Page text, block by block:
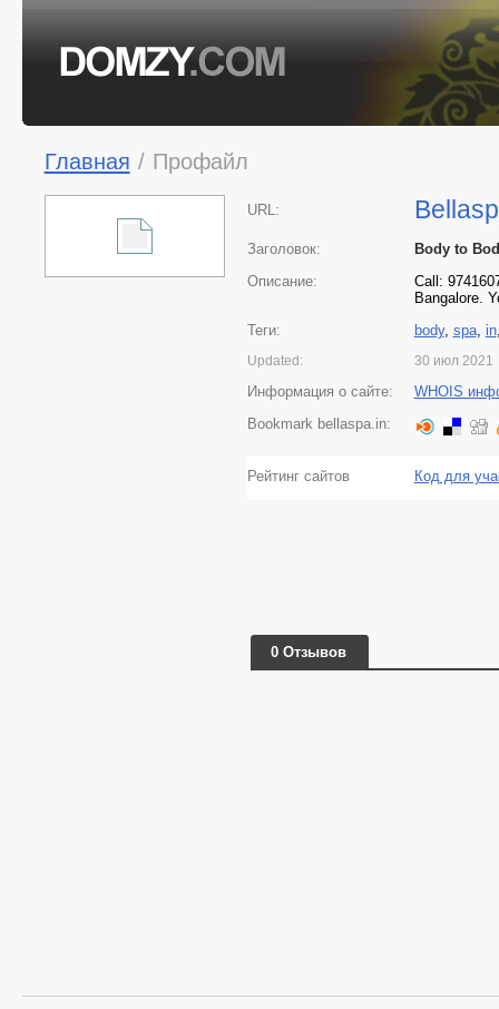
Главная / Профайл
URL:
Заголовок:
Body to
Описание:
Call:
Bangalore.
Теги:
body, spa, in
Updated: 30 июл 2021
Информация о сайте:
WHOIS
Bookmark bellaspa.in:
Рейтинг сайтов Код для
0 Отзывов